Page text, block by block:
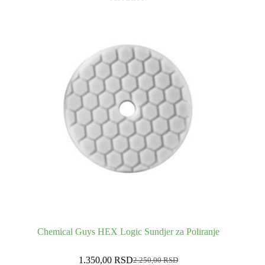
Chemical Guys HEX Logic Sundjer za Poliranje
2.250,00RSD
1.350,00RSD